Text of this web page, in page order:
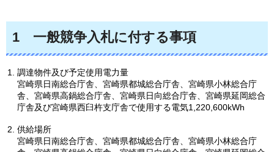
1 一般競争入札に付する事項
調達物件及び予定使用電力量
宮崎県日南総合庁舎、宮崎県都城総合庁舎、宮崎県小林総合庁
舎、宮崎県高鍋総合庁舎、宮崎県日向総合庁舎、宮崎県延岡総合
庁舎及び宮崎県西臼杵支庁舎で使用する電気1,220,600kWh
供給場所
宮崎県日南総合庁舎、宮崎県都城総合庁舎、宮崎県小林総合庁